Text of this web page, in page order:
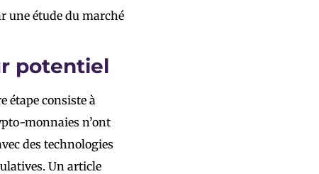
une étude du marché
potentiel
étape consiste à
monnaies n’ont
des technologies
Un article